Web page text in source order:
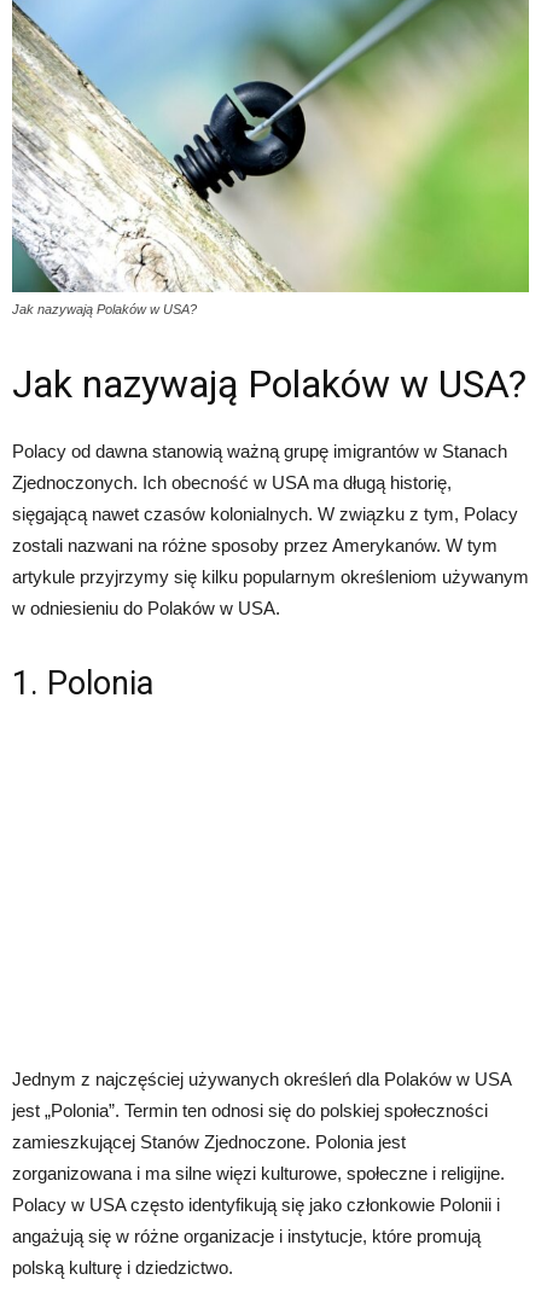
Jak nazywają Polaków w USA?
Jak nazywają Polaków w USA?
Polacy od dawna stanowią ważną grupę imigrantów w Stanach
Zjednoczonych. Ich obecność w USA ma długą historię,
sięgającą nawet czasów kolonialnych. W związku z tym, Polacy
zostali nazwani na różne sposoby przez Amerykanów. W tym
artykule przyjrzymy się kilku popularnym określeniom używanym
w odniesieniu do Polaków w USA.
1. Polonia
Jednym z najczęściej używanych określeń dla Polaków w USA
jest „Polonia”. Termin ten odnosi się do polskiej społeczności
zamieszkującej Stanów Zjednoczone. Polonia jest
zorganizowana i ma silne więzi kulturowe, społeczne i religijne.
Polacy w USA często identyfikują się jako członkowie Polonii i
angażują się w różne organizacje i instytucje, które promują
polską kulturę i dziedzictwo.